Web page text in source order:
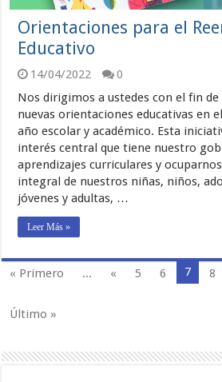
Orientaciones para el
Educativo
14/04/2022
0
Nos dirigimos a ustedes con el fin
nuevas orientaciones educativas en
año escolar y académico. Esta
interés central que tiene nuestro
aprendizajes curriculares y
integral de nuestros niñas, niños,
jóvenes y adultas, …
Leer Más »
« Primero ... « 5 6 7 8
Último »